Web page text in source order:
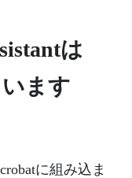
は
ます
に組み込ま